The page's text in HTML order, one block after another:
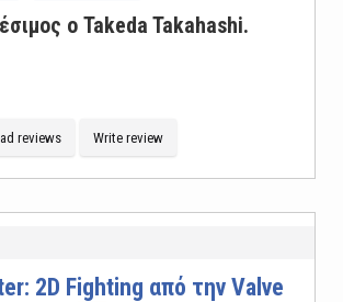
ο Takeda Takahashi.
reviews Write review
2D Fighting από την Valve